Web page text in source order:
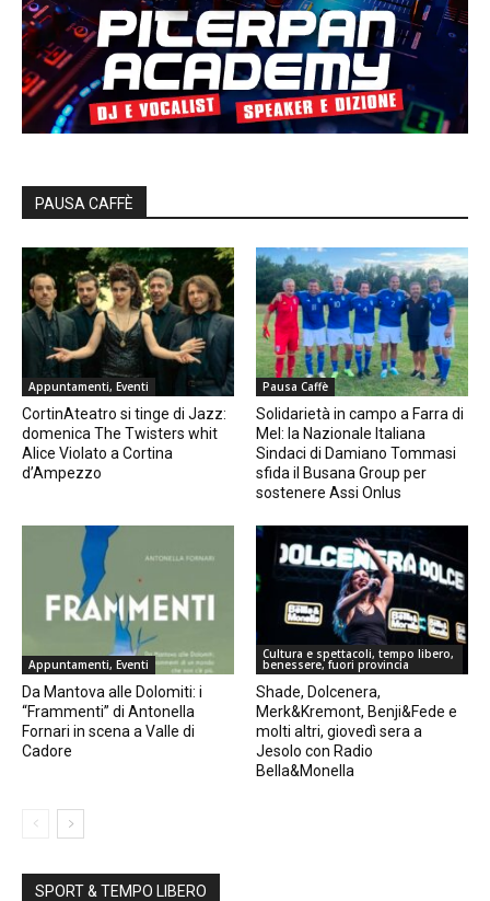
PAUSA CAFFÈ
Appuntamenti, Eventi
CortinAteatro si tinge di Jazz:
domenica The Twisters whit
Alice Violato a Cortina
d’Ampezzo
Pausa Caffè
Solidarietà in campo a Farra di
Mel: la Nazionale Italiana
Sindaci di Damiano Tommasi
sfida il Busana Group per
sostenere Assi Onlus
Appuntamenti, Eventi
Da Mantova alle Dolomiti: i
“Frammenti” di Antonella
Fornari in scena a Valle di
Cadore
Cultura e spettacoli, tempo libero,
benessere, fuori provincia
Shade, Dolcenera,
Merk&Kremont, Benji&Fede e
molti altri, giovedì sera a
Jesolo con Radio
Bella&Monella
SPORT & TEMPO LIBERO